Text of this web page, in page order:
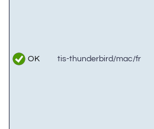
OK tis-thunderbird/mac/fr